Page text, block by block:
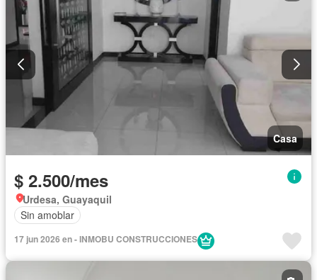
Casa
$ 2.500/mes
Urdesa, Guayaquil
Sin amoblar
17 jun 2026 en - INMOBU CONSTRUCCIONES